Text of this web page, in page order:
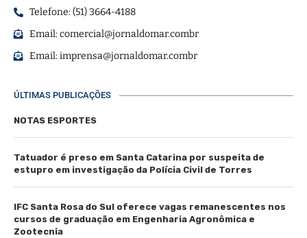
Telefone: (51) 3664-4188
Email:comercial@jornaldomar.combr
Email:imprensa@jornaldomar.combr
ÚLTIMAS PUBLICAÇÕES
NOTAS ESPORTES
Tatuador é preso em Santa Catarina por suspeita de
estupro em investigação da Polícia Civil de Torres
IFC Santa Rosa do Sul oferece vagas remanescentes nos
cursos de graduação em Engenharia Agronômica e
Zootecnia